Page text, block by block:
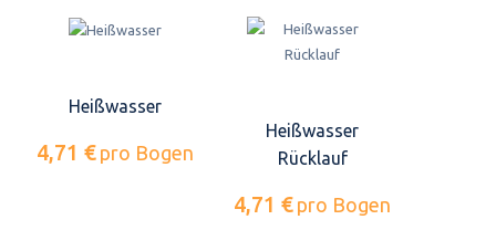
Heißwasser
4,71 € pro Bogen
Heißwasser
Rücklauf
4,71 € pro Bogen